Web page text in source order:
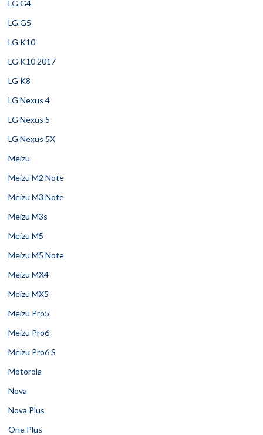
LG G4
LG G5
LG K10
LG K10 2017
LG K8
LG Nexus 4
LG Nexus 5
LG Nexus 5X
Meizu
Meizu M2 Note
Meizu M3 Note
Meizu M3s
Meizu M5
Meizu M5 Note
Meizu MX4
Meizu MX5
Meizu Pro5
Meizu Pro6
Meizu Pro6 S
Motorola
Nova
Nova Plus
One Plus